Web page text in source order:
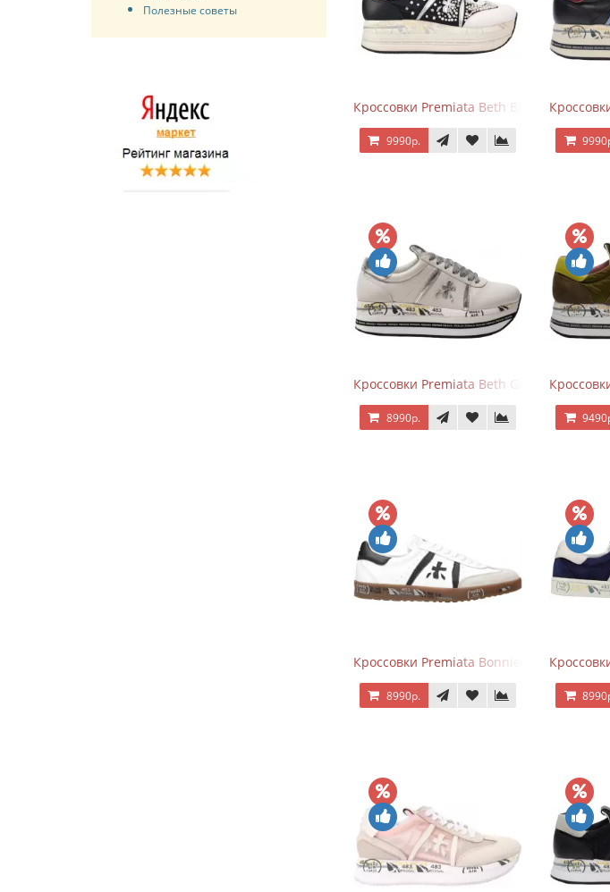
Полезные советы
Кроссовки Premiata Beth Black White
9990р.
Кроссовки Premiata Beth Grey Silver
8990р.
Кроссовки Premiata Bonnie Black White
8990р.